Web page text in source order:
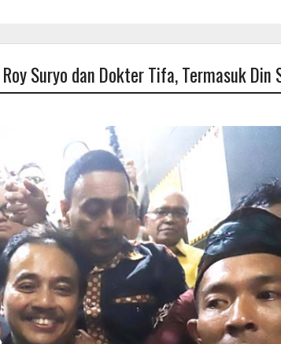
Suryo dan Dokter Tifa, Termasuk Din